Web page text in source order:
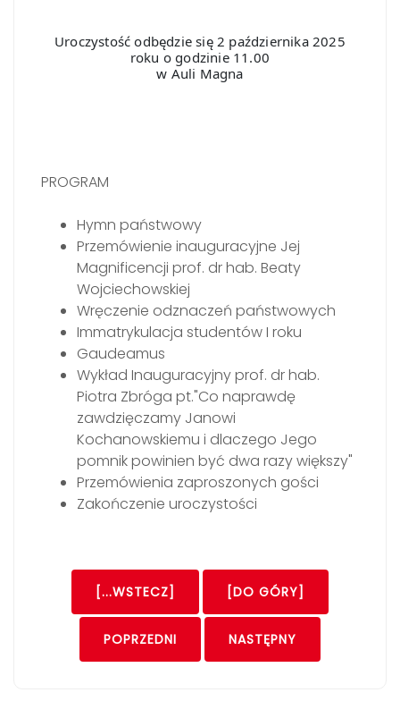
Uroczystość odbędzie się 2 października 2025
roku o godzinie 11.00
w Auli Magna
PROGRAM
Hymn państwowy
Przemówienie inauguracyjne Jej
Magnificencji prof. dr hab. Beaty
Wojciechowskiej
Wręczenie odznaczeń państwowych
Immatrykulacja studentów I roku
Gaudeamus
Wykład Inauguracyjny prof. dr hab.
Piotra Zbróga pt."Co naprawdę
zawdzięczamy Janowi
Kochanowskiemu i dlaczego Jego
pomnik powinien być dwa razy większy"
Przemówienia zaproszonych gości
Zakończenie uroczystości
[...WSTECZ] [DO GÓRY]
POPRZEDNI NASTĘPNY